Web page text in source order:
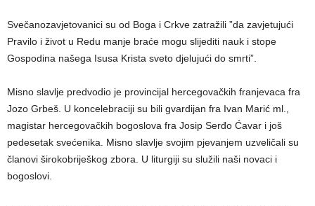
Svečanozavjetovanici su od Boga i Crkve zatražili ”da zavjetujući
Pravilo i život u Redu manje braće mogu slijediti nauk i stope
Gospodina našega Isusa Krista sveto djelujući do smrti”.
Misno slavlje predvodio je provincijal hercegovačkih franjevaca fra
Jozo Grbeš. U koncelebraciji su bili gvardijan fra Ivan Marić ml.,
magistar hercegovačkih bogoslova fra Josip Serđo Ćavar i još
pedesetak svećenika. Misno slavlje svojim pjevanjem uzveličali su
članovi širokobriješkog zbora. U liturgiji su služili naši novaci i
bogoslovi.